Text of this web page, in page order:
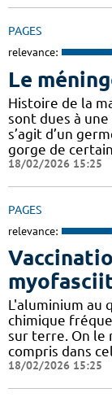
PAGES
relevance:
Le
Histoire de la
sont dues à
s’agit d’un
gorge de
18/02/2026 15:25
PAGES
relevance:
L'aluminium au
chimique
sur terre. On le
compris dans
18/02/2026 15:25